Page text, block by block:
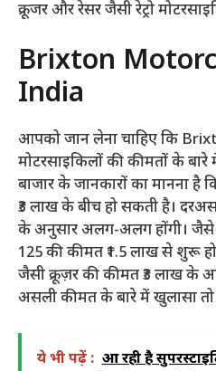
क्रूजर और रेसर जैसी रेट्रो
Brixton
India
आपको जान लेना चाहिए कि
मोटरसाइकिलों की कीमतों के बारे
बाजार के जानकारों का मानना है
₹3 लाख के बीच हो सकती है।
के अनुसार अलग-अलग होंगी। जैसे
125 की कीमत ₹1.5 लाख से शुरू
जैसी क्रूज़र की कीमत ₹3 लाख के
असली कीमत के बारे में खुलासा तो
ये भी पढ़ें : आ रही है